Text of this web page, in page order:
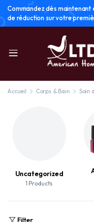
Commandez dès maintenant
de réduction sur votre
Accueil Corps & Bain Soin
Uncategorized
1 Products
Filter